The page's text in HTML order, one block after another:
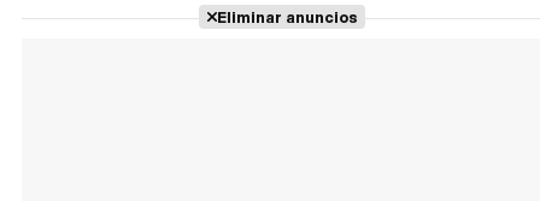
Eliminar anuncios